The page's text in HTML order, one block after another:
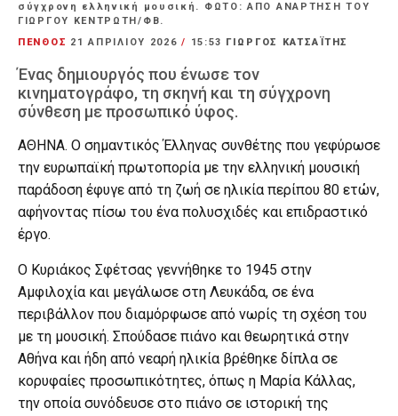
σύγχρονη ελληνική μουσική. ΦΩΤΟ: ΑΠΟ ΑΝΑΡΤΗΣΗ ΤΟΥ
ΓΙΩΡΓΟΥ ΚΕΝΤΡΩΤΗ/ΦΒ.
ΠΕΝΘΟΣ 21 ΑΠΡΙΛΊΟΥ 2026/ 15:53 ΓΙΩΡΓΟΣ ΚΑΤΣΑΪΤΗΣ
Ένας δημιουργός που ένωσε τον
κινηματογράφο, τη σκηνή και τη σύγχρονη
σύνθεση με προσωπικό ύφος.
ΑΘΗΝΑ. Ο σημαντικός Έλληνας συνθέτης που γεφύρωσε
την ευρωπαϊκή πρωτοπορία με την ελληνική μουσική
παράδοση έφυγε από τη ζωή σε ηλικία περίπου 80 ετών,
αφήνοντας πίσω του ένα πολυσχιδές και επιδραστικό
έργο.
Ο Κυριάκος Σφέτσας γεννήθηκε το 1945 στην
Αμφιλοχία και μεγάλωσε στη Λευκάδα, σε ένα
περιβάλλον που διαμόρφωσε από νωρίς τη σχέση του
με τη μουσική. Σπούδασε πιάνο και θεωρητικά στην
Αθήνα και ήδη από νεαρή ηλικία βρέθηκε δίπλα σε
κορυφαίες προσωπικότητες, όπως η Μαρία Κάλλας,
την οποία συνόδευσε στο πιάνο σε ιστορική της